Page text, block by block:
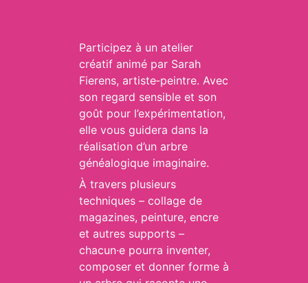
Participez à un atelier
créatif animé par Sarah
Fierens, artiste‑peintre. Avec
son regard sensible et son
goût pour l’expérimentation,
elle vous guidera dans la
réalisation d’un arbre
généalogique imaginaire.
À travers plusieurs
techniques – collage de
magazines, peinture, encre
et autres supports –
chacun·e pourra inventer,
composer et donner forme à